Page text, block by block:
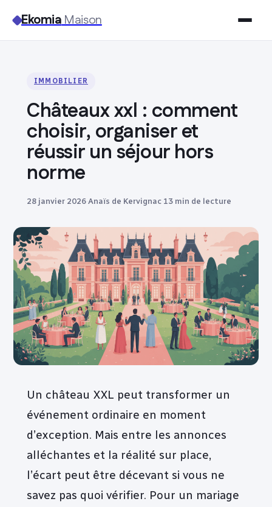
EkomiaMaison
Jardinage
Immobilier
IMMOBILIER
Châteaux xxl : comment
choisir, organiser et
réussir un séjour hors
norme
28 janvier 2026Anaïs de Kervignac 13 min de lecture
Un château XXL peut transformer un
événement ordinaire en moment
d’exception. Mais entre les annonces
alléchantes et la réalité sur place,
l’écart peut être décevant si vous ne
savez pas quoi vérifier. Pour un mariage